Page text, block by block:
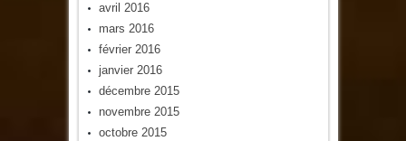
avril 2016
mars 2016
février 2016
janvier 2016
décembre 2015
novembre 2015
octobre 2015